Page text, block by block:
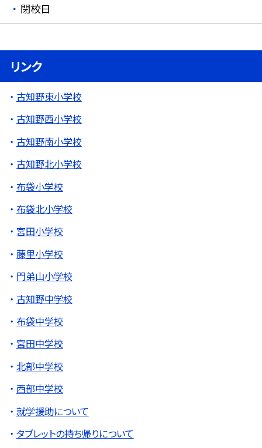
閉校日
リンク
古知野東小学校
古知野西小学校
古知野南小学校
古知野北小学校
布袋小学校
布袋北小学校
宮田小学校
藤里小学校
門弟山小学校
古知野中学校
布袋中学校
宮田中学校
北部中学校
西部中学校
就学援助について
タブレットの持ち帰りについて